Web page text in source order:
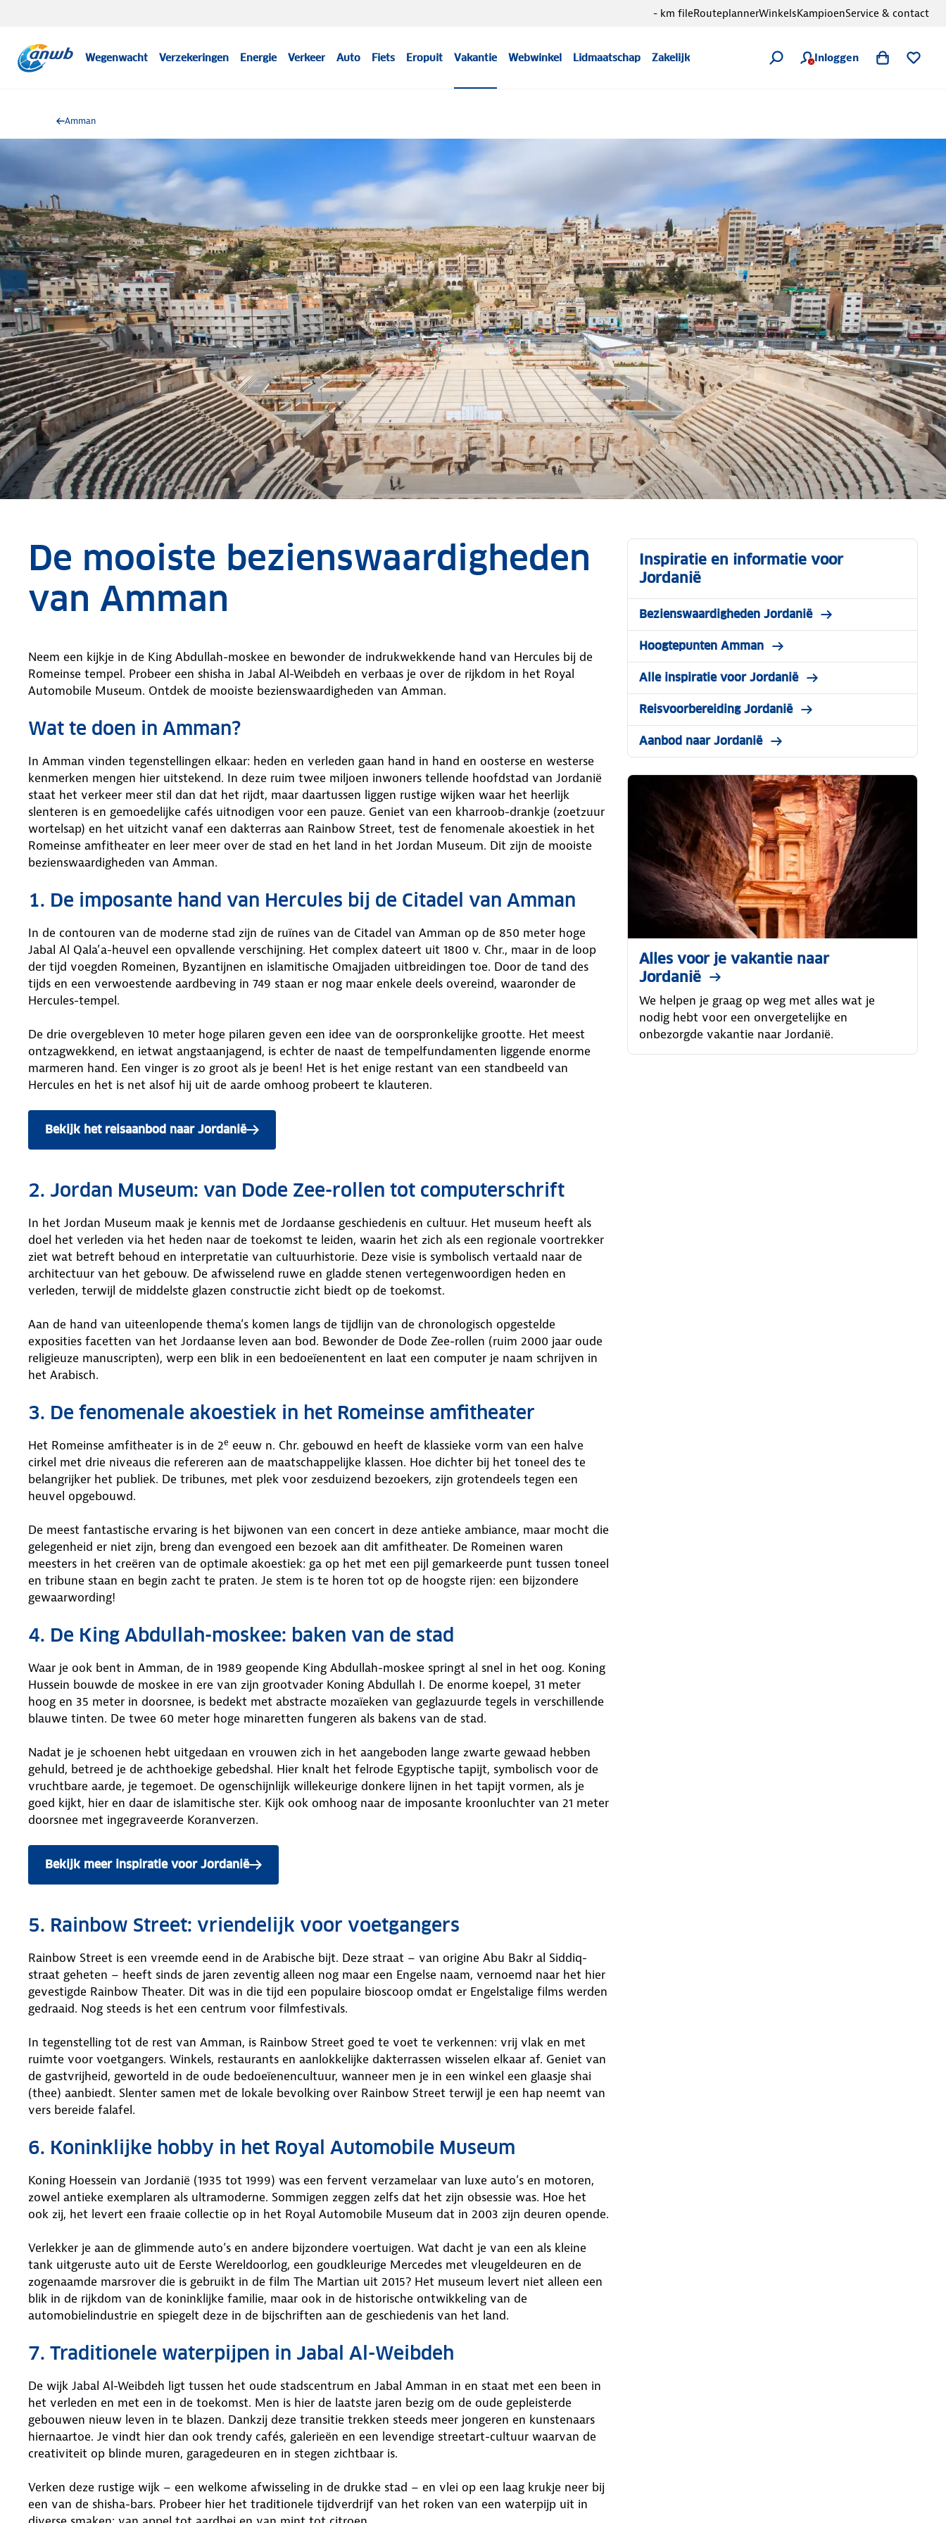
Wegenwacht Verzekeringen Energie Verkeer Auto Fiets Eropuit Vakantie Webwinkel Lidmaatschap Zakelijk Inloggen
- km fileRouteplannerWinkelsKampioenService & contact
Amman
De mooiste bezienswaardigheden
van Amman
Neem een kijkje in de King Abdullah-moskee en bewonder de indrukwekkende hand van Hercules bij de
Romeinse tempel. Probeer een shisha in Jabal Al-Weibdeh en verbaas je over de rijkdom in het Royal
Automobile Museum. Ontdek de mooiste bezienswaardigheden van Amman.
Wat te doen in Amman?
In Amman vinden tegenstellingen elkaar: heden en verleden gaan hand in hand en oosterse en westerse
kenmerken mengen hier uitstekend. In deze ruim twee miljoen inwoners tellende hoofdstad van Jordanië
staat het verkeer meer stil dan dat het rijdt, maar daartussen liggen rustige wijken waar het heerlijk
slenteren is en gemoedelijke cafés uitnodigen voor een pauze. Geniet van een kharroob-drankje (zoetzuur
wortelsap) en het uitzicht vanaf een dakterras aan Rainbow Street, test de fenomenale akoestiek in het
Romeinse amfitheater en leer meer over de stad en het land in het Jordan Museum. Dit zijn de mooiste
bezienswaardigheden van Amman.
1. De imposante hand van Hercules bij de Citadel van Amman
In de contouren van de moderne stad zijn de ruïnes van de Citadel van Amman op de 850 meter hoge
Jabal Al Qala’a-heuvel een opvallende verschijning. Het complex dateert uit 1800 v. Chr., maar in de loop
der tijd voegden Romeinen, Byzantijnen en islamitische Omajjaden uitbreidingen toe. Door de tand des
tijds en een verwoestende aardbeving in 749 staan er nog maar enkele deels overeind, waaronder de
Hercules-tempel.
De drie overgebleven 10 meter hoge pilaren geven een idee van de oorspronkelijke grootte. Het meest
ontzagwekkend, en ietwat angstaanjagend, is echter de naast de tempelfundamenten liggende enorme
marmeren hand. Een vinger is zo groot als je been! Het is het enige restant van een standbeeld van
Hercules en het is net alsof hij uit de aarde omhoog probeert te klauteren.
Bekijk het reisaanbod naar Jordanië
2. Jordan Museum: van Dode Zee-rollen tot computerschrift
In het Jordan Museum maak je kennis met de Jordaanse geschiedenis en cultuur. Het museum heeft als
doel het verleden via het heden naar de toekomst te leiden, waarin het zich als een regionale voortrekker
ziet wat betreft behoud en interpretatie van cultuurhistorie. Deze visie is symbolisch vertaald naar de
architectuur van het gebouw. De afwisselend ruwe en gladde stenen vertegenwoordigen heden en
verleden, terwijl de middelste glazen constructie zicht biedt op de toekomst.
Aan de hand van uiteenlopende thema’s komen langs de tijdlijn van de chronologisch opgestelde
exposities facetten van het Jordaanse leven aan bod. Bewonder de Dode Zee-rollen (ruim 2000 jaar oude
religieuze manuscripten), werp een blik in een bedoeïenentent en laat een computer je naam schrijven in
het Arabisch.
3. De fenomenale akoestiek in het Romeinse amfitheater
Het Romeinse amfitheater is in de 2e eeuw n. Chr. gebouwd en heeft de klassieke vorm van een halve
cirkel met drie niveaus die refereren aan de maatschappelijke klassen. Hoe dichter bij het toneel des te
belangrijker het publiek. De tribunes, met plek voor zesduizend bezoekers, zijn grotendeels tegen een
heuvel opgebouwd.
De meest fantastische ervaring is het bijwonen van een concert in deze antieke ambiance, maar mocht die
gelegenheid er niet zijn, breng dan evengoed een bezoek aan dit amfitheater. De Romeinen waren
meesters in het creëren van de optimale akoestiek: ga op het met een pijl gemarkeerde punt tussen toneel
en tribune staan en begin zacht te praten. Je stem is te horen tot op de hoogste rijen: een bijzondere
gewaarwording!
4. De King Abdullah-moskee: baken van de stad
Waar je ook bent in Amman, de in 1989 geopende King Abdullah-moskee springt al snel in het oog. Koning
Hussein bouwde de moskee in ere van zijn grootvader Koning Abdullah I. De enorme koepel, 31 meter
hoog en 35 meter in doorsnee, is bedekt met abstracte mozaïeken van geglazuurde tegels in verschillende
blauwe tinten. De twee 60 meter hoge minaretten fungeren als bakens van de stad.
Nadat je je schoenen hebt uitgedaan en vrouwen zich in het aangeboden lange zwarte gewaad hebben
gehuld, betreed je de achthoekige gebedshal. Hier knalt het felrode Egyptische tapijt, symbolisch voor de
vruchtbare aarde, je tegemoet. De ogenschijnlijk willekeurige donkere lijnen in het tapijt vormen, als je
goed kijkt, hier en daar de islamitische ster. Kijk ook omhoog naar de imposante kroonluchter van 21 meter
doorsnee met ingegraveerde Koranverzen.
Bekijk meer inspiratie voor Jordanië
5. Rainbow Street: vriendelijk voor voetgangers
Rainbow Street is een vreemde eend in de Arabische bijt. Deze straat – van origine Abu Bakr al Siddiq-
straat geheten – heeft sinds de jaren zeventig alleen nog maar een Engelse naam, vernoemd naar het hier
gevestigde Rainbow Theater. Dit was in die tijd een populaire bioscoop omdat er Engelstalige films werden
gedraaid. Nog steeds is het een centrum voor filmfestivals.
In tegenstelling tot de rest van Amman, is Rainbow Street goed te voet te verkennen: vrij vlak en met
ruimte voor voetgangers. Winkels, restaurants en aanlokkelijke dakterrassen wisselen elkaar af. Geniet van
de gastvrijheid, geworteld in de oude bedoeïenencultuur, wanneer men je in een winkel een glaasje shai
(thee) aanbiedt. Slenter samen met de lokale bevolking over Rainbow Street terwijl je een hap neemt van
vers bereide falafel.
6. Koninklijke hobby in het Royal Automobile Museum
Koning Hoessein van Jordanië (1935 tot 1999) was een fervent verzamelaar van luxe auto’s en motoren,
zowel antieke exemplaren als ultramoderne. Sommigen zeggen zelfs dat het zijn obsessie was. Hoe het
ook zij, het levert een fraaie collectie op in het Royal Automobile Museum dat in 2003 zijn deuren opende.
Verlekker je aan de glimmende auto’s en andere bijzondere voertuigen. Wat dacht je van een als kleine
tank uitgeruste auto uit de Eerste Wereldoorlog, een goudkleurige Mercedes met vleugeldeuren en de
zogenaamde marsrover die is gebruikt in de film The Martian uit 2015? Het museum levert niet alleen een
blik in de rijkdom van de koninklijke familie, maar ook in de historische ontwikkeling van de
automobielindustrie en spiegelt deze in de bijschriften aan de geschiedenis van het land.
7. Traditionele waterpijpen in Jabal Al-Weibdeh
De wijk Jabal Al-Weibdeh ligt tussen het oude stadscentrum en Jabal Amman in en staat met een been in
het verleden en met een in de toekomst. Men is hier de laatste jaren bezig om de oude gepleisterde
gebouwen nieuw leven in te blazen. Dankzij deze transitie trekken steeds meer jongeren en kunstenaars
hiernaartoe. Je vindt hier dan ook trendy cafés, galerieën en een levendige streetart-cultuur waarvan de
creativiteit op blinde muren, garagedeuren en in stegen zichtbaar is.
Verken deze rustige wijk – een welkome afwisseling in de drukke stad – en vlei op een laag krukje neer bij
een van de shisha-bars. Probeer hier het traditionele tijdverdrijf van het roken van een waterpijp uit in
Inspiratie en informatie voor
Jordanië
Bezienswaardigheden Jordanië
Hoogtepunten Amman
Alle inspiratie voor Jordanië
Reisvoorbereiding Jordanië
Aanbod naar Jordanië
Alles voor je vakantie naar
Jordanië
We helpen je graag op weg met alles wat je
nodig hebt voor een onvergetelijke en
onbezorgde vakantie naar Jordanië.